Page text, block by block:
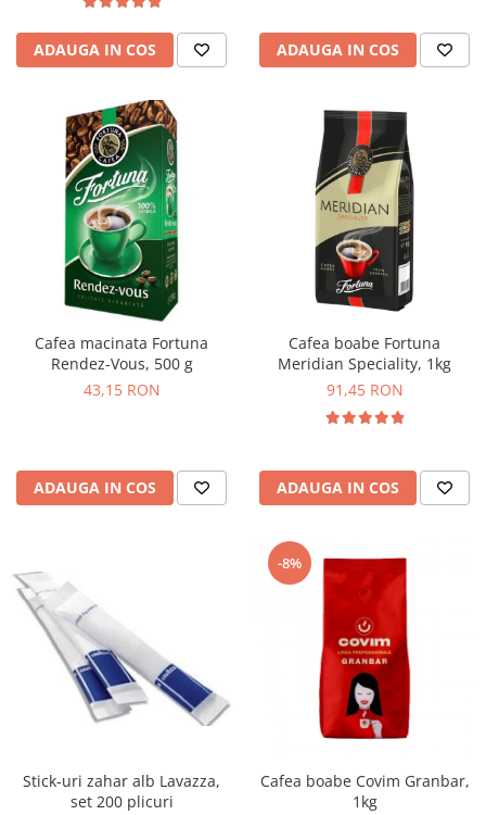
ADAUGA IN COS ADAUGA IN COS
Cafea macinata Fortuna
Rendez-Vous, 500 g
43,15 RON
ADAUGA IN COS
Cafea boabe Fortuna
Meridian Speciality, 1kg
91,45 RON
ADAUGA IN COS
Stick-uri zahar alb Lavazza,
set 200 plicuri
-8%
Cafea boabe Covim Granbar,
1kg